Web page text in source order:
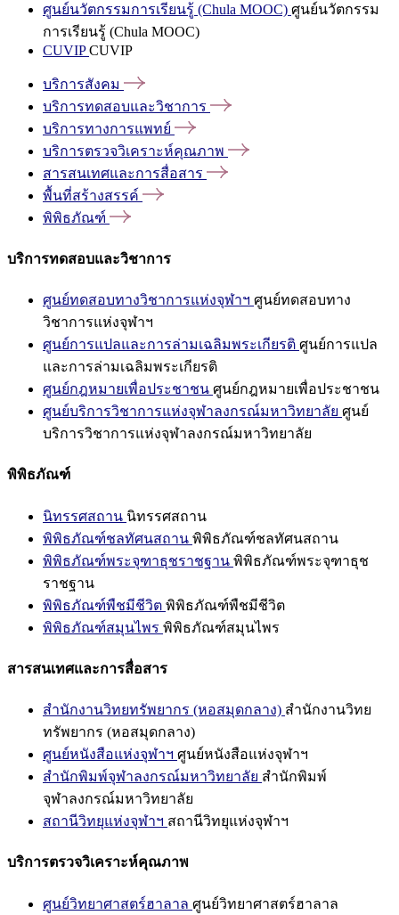
ศูนย์นวัตกรรมการเรียนรู้ (Chula MOOC) ศูนย์นวัตกรรม
การเรียนรู้ (Chula MOOC)
CUVIPCUVIP
บริการสังคม
บริการทดสอบและวิชาการ
บริการทางการแพทย์
บริการตรวจวิเคราะห์คุณภาพ
สารสนเทศและการสื่อสาร
พื้นที่สร้างสรรค์
พิพิธภัณฑ์
บริการทดสอบและวิชาการ
ศูนย์ทดสอบทางวิชาการแห่งจุฬาฯ ศูนย์ทดสอบทาง
วิชาการแห่งจุฬาฯ
ศูนย์การแปลและการล่ามเฉลิมพระเกียรติ ศูนย์การแปล
และการล่ามเฉลิมพระเกียรติ
ศูนย์กฎหมายเพื่อประชาชน ศูนย์กฎหมายเพื่อประชาชน
ศูนย์บริการวิชาการแห่งจุฬาลงกรณ์มหาวิทยาลัย ศูนย์
บริการวิชาการแห่งจุฬาลงกรณ์มหาวิทยาลัย
พิพิธภัณฑ์
นิทรรศสถาน นิทรรศสถาน
พิพิธภัณฑ์ชลทัศนสถาน พิพิธภัณฑ์ชลทัศนสถาน
พิพิธภัณฑ์พระจุฑาธุชราชฐาน พิพิธภัณฑ์พระจุฑาธุช
ราชฐาน
พิพิธภัณฑ์พืชมีชีวิต พิพิธภัณฑ์พืชมีชีวิต
พิพิธภัณฑ์สมุนไพร พิพิธภัณฑ์สมุนไพร
สารสนเทศและการสื่อสาร
สำนักงานวิทยทรัพยากร (หอสมุดกลาง) สำนักงานวิทย
ทรัพยากร (หอสมุดกลาง)
ศูนย์หนังสือแห่งจุฬาฯ ศูนย์หนังสือแห่งจุฬาฯ
สำนักพิมพ์จุฬาลงกรณ์มหาวิทยาลัย สำนักพิมพ์
จุฬาลงกรณ์มหาวิทยาลัย
สถานีวิทยุแห่งจุฬาฯ สถานีวิทยุแห่งจุฬาฯ
บริการตรวจวิเคราะห์คุณภาพ
ศูนย์วิทยาศาสตร์ฮาลาล ศูนย์วิทยาศาสตร์ฮาลาล